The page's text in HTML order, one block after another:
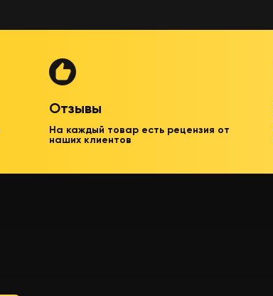
Отзывы
На каждый товар есть рецензия от
наших клиентов